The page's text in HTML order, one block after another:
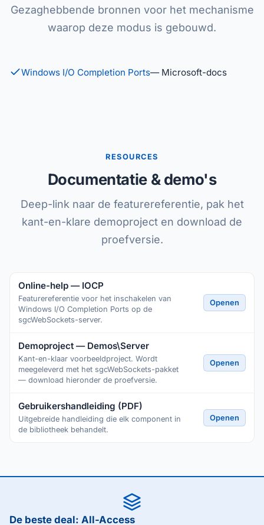
Gezaghebbende bronnen voor het mechanisme
waarop deze modus is gebouwd.
Windows I/O Completion Ports— Microsoft-docs
RESOURCES
Documentatie & demo's
Deep-link naar de featurereferentie, pak het
kant-en-klare demoproject en download de
proefversie.
Online-help — IOCP
Featurereferentie voor het inschakelen van
Windows I/O Completion Ports op de
sgcWebSockets-server.
Openen
Demoproject — Demos\Server
Kant-en-klaar voorbeeldproject. Wordt
meegeleverd met het sgcWebSockets-pakket
— download hieronder de proefversie.
Openen
Gebruikershandleiding (PDF)
Uitgebreide handleiding die elk component in
de bibliotheek behandelt.
Openen
De beste deal: All-Access